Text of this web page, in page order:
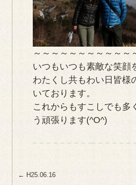
～～～～～～～～～～～
いつもいつも素敵な笑顔
わたくし共もわい日皆様
いております。
これからもすこしでも多
う頑張ります(^O^)
← H25.06.16